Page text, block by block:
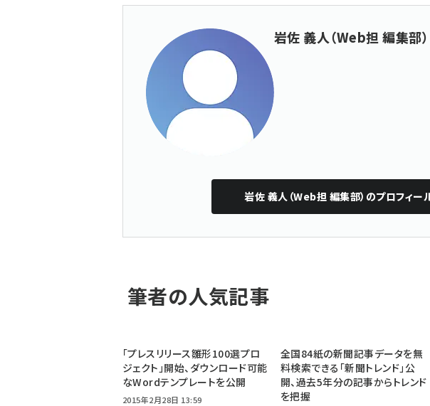
岩佐 義人（Web担 編集部）
岩佐 義人（Web担 編集部） のプロフィー
筆者の人気記事
「プレスリリース雛形100選プロ
ジェクト」開始、ダウンロード可能
なWordテンプレートを公開
2015年2月28日 13:59
全国84紙の新聞記事データを無
料検索できる「新聞トレンド」公
開、過去5年分の記事からトレンド
を把握